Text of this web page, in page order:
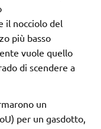
il nocciolo del
più basso
vuole quello
di scendere a
un
per un gasdotto,